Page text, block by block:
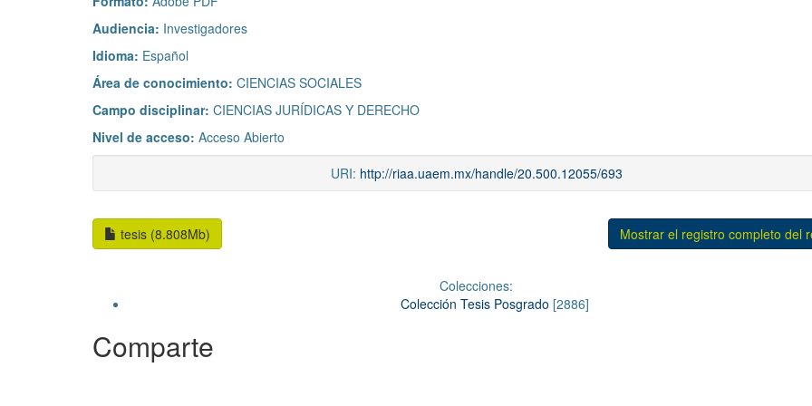
Audiencia: Investigadores
Idioma: Español
Área de conocimiento: CIENCIAS SOCIALES
Campo disciplinar: CIENCIAS JURÍDICAS Y DERECHO
Nivel de acceso: Acceso Abierto
URI: http://riaa.uaem.mx/handle/20.500.12055/693
tesis (8.808Mb) Mostrar el registro completo del
Colecciones:
Colección Tesis Posgrado [2886]
Comparte